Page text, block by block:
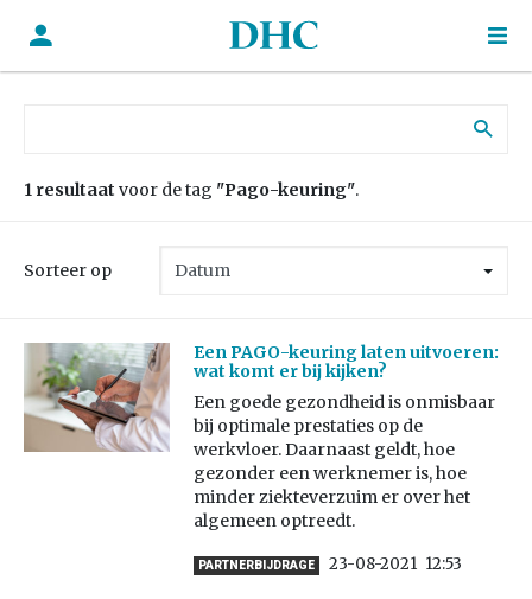
1 resultaat voor de tag "Pago-keuring".
Sorteer op
Een PAGO-keuring laten uitvoeren:
wat komt er bij kijken?
Een goede gezondheid is onmisbaar
bij optimale prestaties op de
werkvloer. Daarnaast geldt, hoe
gezonder een werknemer is, hoe
minder ziekteverzuim er over het
algemeen optreedt.
PARTNERBIJDRAGE 23-08-2021 12:53